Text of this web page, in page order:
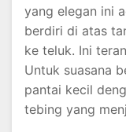
yang elegan ini
berdiri di atas
ke teluk. Ini
Untuk suasana
pantai kecil
tebing yang